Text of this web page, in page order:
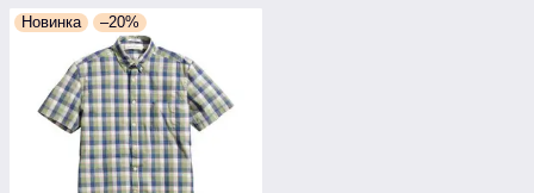
Новинка –20%